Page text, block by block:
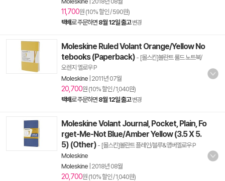
11,700원 (10% 할인 / 590원)
택배로 주문하면 8월 12일 출고 변경
Moleskine Ruled Volant Orange/Yellow No
tebooks (Paperback) - [몰스킨]볼란트 룰드 노트북/
오렌지 옐로우 P
Moleskine 2011년 07월
20,700원 (10% 할인 / 1,040원)
택배로 주문하면 8월 12일 출고 변경
Moleskine Volant Journal, Pocket, Plain, Fo
rget-Me-Not Blue/Amber Yellow (3.5 X 5.
5) (Other) - [몰스킨]볼란트 플레인/블루&앰버옐로우 P
Moleskine
Moleskine 2018년 08월
20,700원 (10% 할인 / 1,040원)